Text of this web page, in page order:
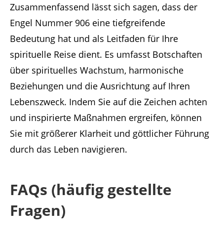
Zusammenfassend lässt sich sagen, dass der
Engel Nummer 906 eine tiefgreifende
Bedeutung hat und als Leitfaden für Ihre
spirituelle Reise dient. Es umfasst Botschaften
über spirituelles Wachstum, harmonische
Beziehungen und die Ausrichtung auf Ihren
Lebenszweck. Indem Sie auf die Zeichen achten
und inspirierte Maßnahmen ergreifen, können
Sie mit größerer Klarheit und göttlicher Führung
durch das Leben navigieren.
FAQs (häufig gestellte
Fragen)